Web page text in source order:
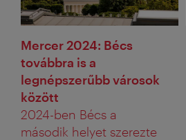
Mercer 2024: Bécs
továbbra is a
legnépszerűbb városok
között
2024-ben Bécs a
második helyet szerezte